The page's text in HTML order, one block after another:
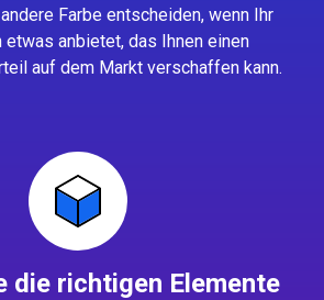
Farbe entscheiden, wenn Ihr
etwas anbietet, das Ihnen einen
auf dem Markt verschaffen kann.
die richtigen Elemente